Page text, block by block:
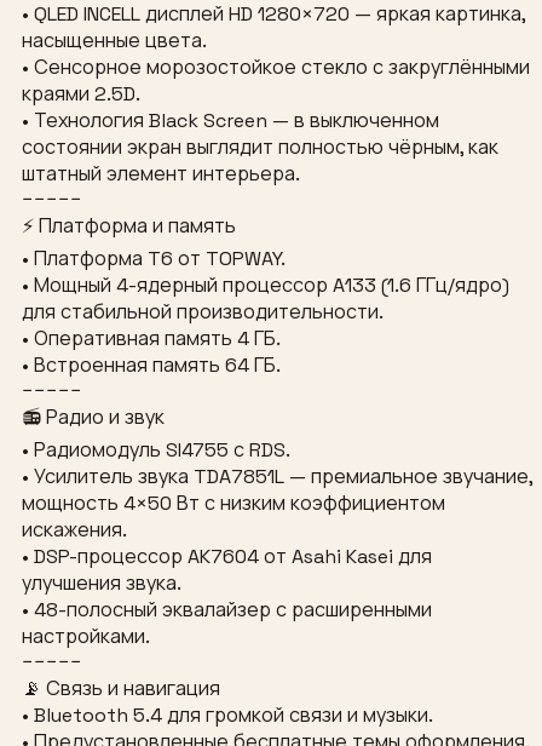
• QLED INCELL дисплей HD 1280×720 — яркая картинка,
насыщенные цвета.
• Сенсорное морозостойкое стекло с закруглёнными
краями 2.5D.
• Технология Black Screen — в выключенном
состоянии экран выглядит полностью чёрным, как
штатный элемент интерьера.
−−−−−
⚡ Платформа и память
• Платформа T6 от TOPWAY.
• Мощный 4-ядерный процессор A133 (1.6 ГГц/ядро)
для стабильной производительности.
• Оперативная память 4 ГБ.
• Встроенная память 64 ГБ.
−−−−−
📻 Радио и звук
• Радиомодуль SI4755 с RDS.
• Усилитель звука TDA7851L — премиальное звучание,
мощность 4×50 Вт с низким коэффициентом
искажения.
• DSP-процессор AK7604 от Asahi Kasei для
улучшения звука.
• 48-полосный эквалайзер с расширенными
настройками.
−−−−−
📡 Связь и навигация
• Bluetooth 5.4 для громкой связи и музыки.